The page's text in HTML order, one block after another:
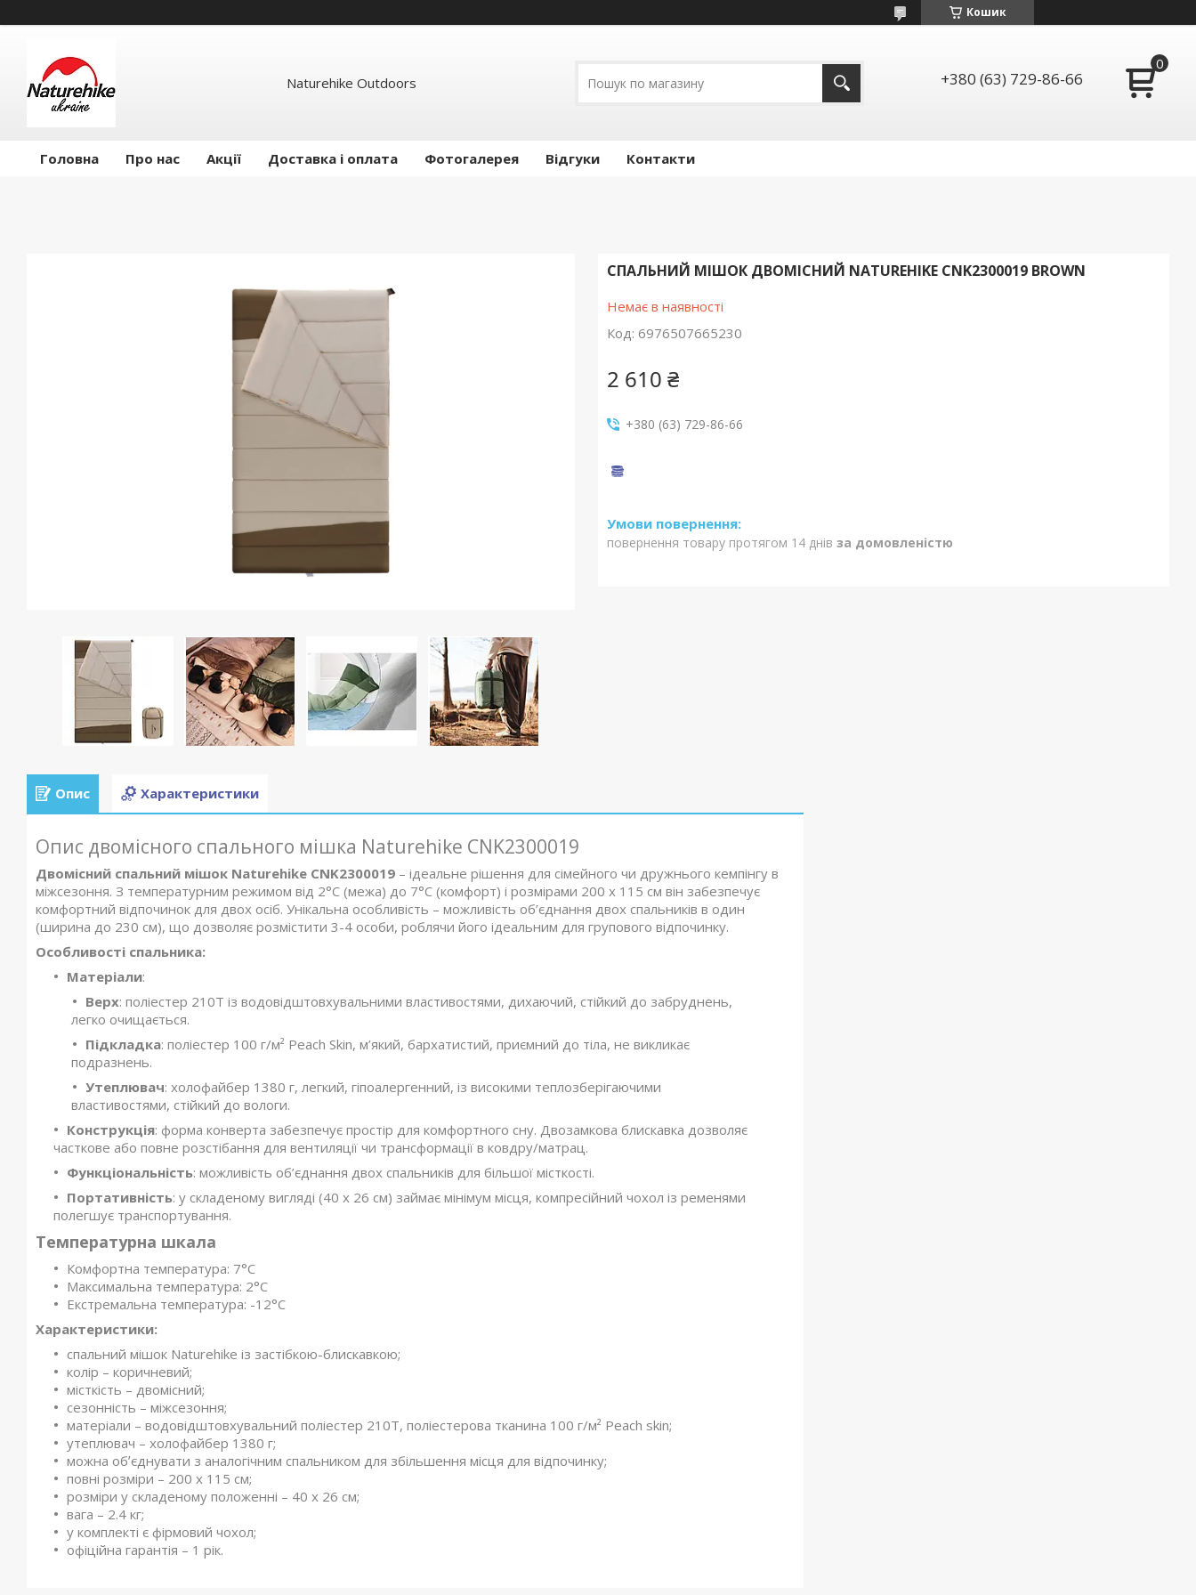
Кошик
Naturehike Outdoors +380 (63) 729-86-66
Головна Про нас Акції Доставка і оплата Фотогалерея Відгуки Контакти
СПАЛЬНИЙ МІШОК ДВОМІСНИЙ NATUREHIKE CNK2300019 BROWN
Немає в наявності
Код: 6976507665230
2 610 ₴
+380 (63) 729-86-66
повернення товару протягом 14 днів за домовленістю
Опис Характеристики
Опис двомісного спального мішка Naturehike CNK2300019
Двомісний спальний мішок Naturehike CNK2300019 – ідеальне рішення для сімейного чи дружнього кемпінгу в
міжсезоння. З температурним режимом від 2°C (межа) до 7°C (комфорт) і розмірами 200 x 115 см він забезпечує
комфортний відпочинок для двох осіб. Унікальна особливість – можливість об’єднання двох спальників в один
(ширина до 230 см), що дозволяє розмістити 3-4 особи, роблячи його ідеальним для групового відпочинку.
Особливості спальника:
Матеріали:
Верх: поліестер 210T із водовідштовхувальними властивостями, дихаючий, стійкий до забруднень,
легко очищається.
Підкладка: поліестер 100 г/м² Peach Skin, м’який, бархатистий, приємний до тіла, не викликає
подразнень.
Утеплювач: холофайбер 1380 г, легкий, гіпоалергенний, із високими теплозберігаючими
властивостями, стійкий до вологи.
Конструкція: форма конверта забезпечує простір для комфортного сну. Двозамкова блискавка дозволяє
часткове або повне розстібання для вентиляції чи трансформації в ковдру/матрац.
Функціональність: можливість об’єднання двох спальників для більшої місткості.
Портативність: у складеному вигляді (40 x 26 см) займає мінімум місця, компресійний чохол із ременями
полегшує транспортування.
Температурна шкала
Комфортна температура: 7°C
Максимальна температура: 2°C
Екстремальна температура: -12°C
Характеристики:
спальний мішок Naturehike із застібкою-блискавкою;
колір – коричневий;
місткість – двомісний;
сезонність – міжсезоння;
матеріали – водовідштовхувальний поліестер 210T, поліестерова тканина 100 г/м² Peach skin;
утеплювач – холофайбер 1380 г;
можна обʼєднувати з аналогічним спальником для збільшення місця для відпочинку;
повні розміри – 200 х 115 см;
розміри у складеному положенні – 40 х 26 см;
вага – 2.4 кг;
у комплекті є фірмовий чохол;
офіційна гарантія – 1 рік.